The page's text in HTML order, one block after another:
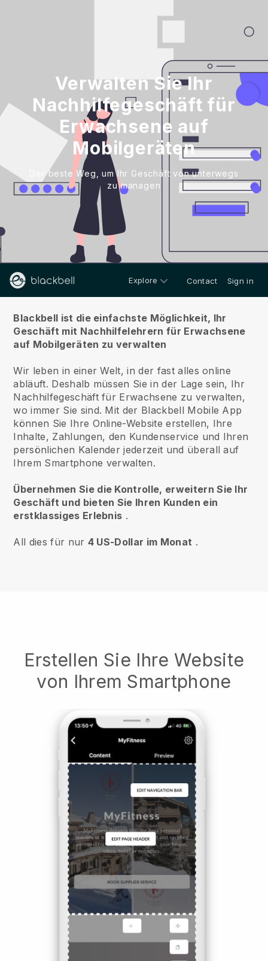
Verwalten Sie Ihr
Nachhilfegeschäft für
Erwachsene auf
Mobilgeräten
Der beste Weg, um Ihr Geschäft von unterwegs
zu managen
Explore Contact Sign in
Blackbell ist die einfachste Möglichkeit, Ihr
Geschäft mit Nachhilfelehrern für Erwachsene
auf Mobilgeräten zu verwalten
Wir leben in einer Welt, in der fast alles online
abläuft. Deshalb müssen Sie in der Lage sein, Ihr
Nachhilfegeschäft für Erwachsene zu verwalten,
wo immer Sie sind. Mit der Blackbell Mobile App
können Sie Ihre Online-Website erstellen, Ihre
Inhalte, Zahlungen, den Kundenservice und Ihren
persönlichen Kalender jederzeit und überall auf
Ihrem Smartphone verwalten.
Übernehmen Sie die Kontrolle, erweitern Sie Ihr
Geschäft und bieten Sie Ihren Kunden ein
erstklassiges Erlebnis .
All dies für nur 4 US-Dollar im Monat .
Erstellen Sie Ihre Website
von Ihrem Smartphone